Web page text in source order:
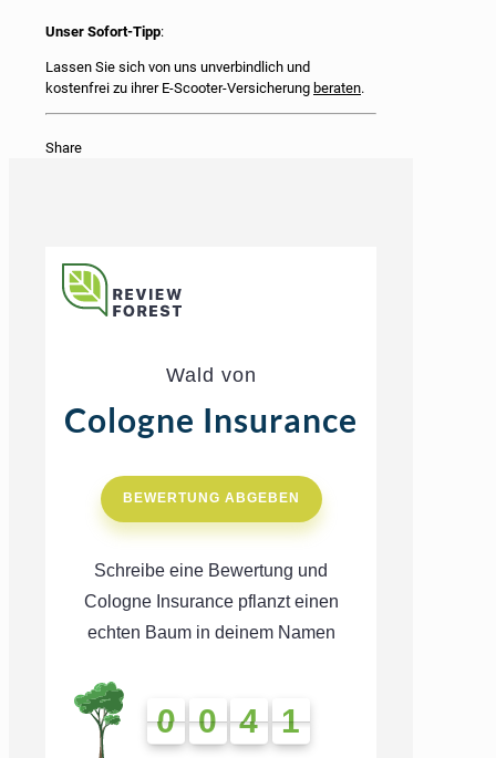
Unser Sofort-Tipp:
Lassen Sie sich von uns unverbindlich und
kostenfrei zu ihrer E-Scooter-Versicherung beraten.
Share
Wald von
Cologne Insurance
BEWERTUNG ABGEBEN
Schreibe eine Bewertung und
Cologne Insurance pflanzt einen
echten Baum in deinem Namen
0
0 0
0 4
4
4
4 1
1
1
1